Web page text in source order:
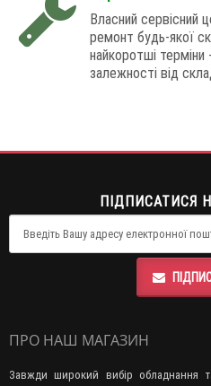
Власний сервісний
ремонт будь-якої
найкоротші
залежності від
ПІДПИСАТИСЯ
ПРО НАШ МАГАЗИН
Завжди широкий вибір обладнання